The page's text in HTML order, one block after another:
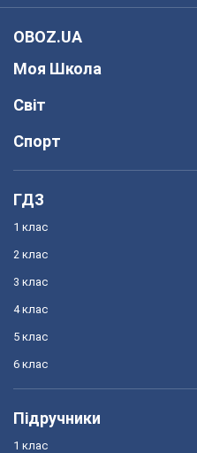
OBOZ.UA
Моя Школа
Світ
Спорт
ГДЗ
1 клас
2 клас
3 клас
4 клас
5 клас
6 клас
Підручники
1 клас